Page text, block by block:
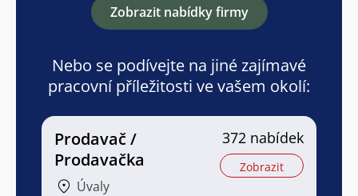
Zobrazit nabídky firmy
Nebo se podívejte na jiné zajímavé
pracovní příležitosti ve vašem okolí:
Prodavač /
Prodavačka
Úvaly
372 nabídek
Zobrazit